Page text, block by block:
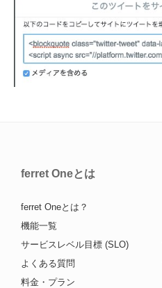
ferret Oneとは
ferret Oneとは？
機能一覧
サービスレベル目標 (SLO)
よくある質問
料金・プラン